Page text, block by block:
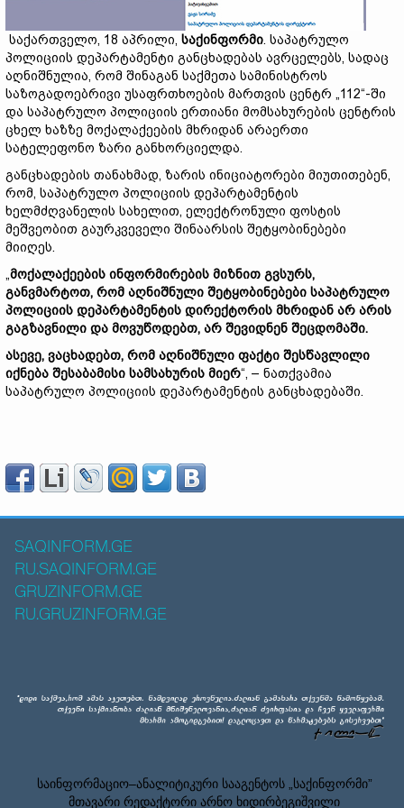
საქართველო, 18 აპრილი, საქინფორმი. საპატრულო
პოლიციის დეპარტამენტი განცხადებას ავრცელებს, სადაც
აღნიშნულია, რომ შინაგან საქმეთა სამინისტროს
საზოგადოებრივი უსაფრთხოების მართვის ცენტრ „112“-ში
და საპატრულო პოლიციის ერთიანი მომსახურების ცენტრის
ცხელ ხაზზე მოქალაქეების მხრიდან არაერთი
სატელეფონო ზარი განხორციელდა.
განცხადების თანახმად, ზარის ინიციატორები მიუთითებენ,
რომ, საპატრულო პოლიციის დეპარტამენტის
ხელმძღვანელის სახელით, ელექტრონული ფოსტის
მეშვეობით გაურკვეველი შინაარსის შეტყობინებები
მიიღეს.
„მოქალაქეების ინფორმირების მიზნით გვსურს,
განვმარტოთ, რომ აღნიშნული შეტყობინებები საპატრულო
პოლიციის დეპარტამენტის დირექტორის მხრიდან არ არის
გაგზავნილი და მოვუწოდებთ, არ შევიდნენ შეცდომაში.
ასევე, ვაცხადებთ, რომ აღნიშნული ფაქტი შესწავლილი
იქნება შესაბამისი სამსახურის მიერ“, – ნათქვამია
საპატრულო პოლიციის დეპარტამენტის განცხადებაში.
SAQINFORM.GE
RU.SAQINFORM.GE
GRUZINFORM.GE
RU.GRUZINFORM.GE
საინფორმაციო–ანალიტიკური სააგენტოს „საქინფორმი”
მთავარი რედაქტორი არნო ხიდირბეგიშვილი